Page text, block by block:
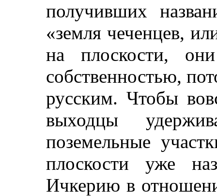
получивших
«земля чеченцев,
на плоскости,
собственностью,
русским. Чтобы
выходцы
поземельные
плоскости уже
Ичкерию в